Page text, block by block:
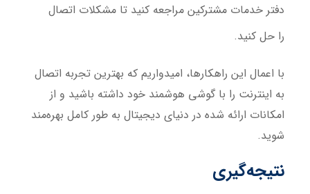
دفتر خدمات مشترکین مراجعه کنید تا مشکلات اتصال
را حل کنید.
با اعمال این راهکارها، امیدواریم که بهترین تجربه اتصال
به اینترنت را با گوشی هوشمند خود داشته باشید و از
امکانات ارائه شده در دنیای دیجیتال به طور کامل بهره‌مند
شوید.
نتیجه‌گیری